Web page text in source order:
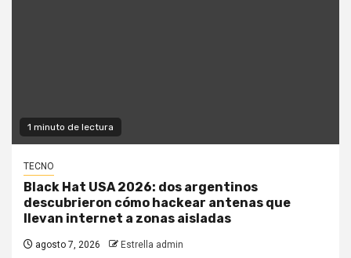
1 minuto de lectura
TECNO
Black Hat USA 2026: dos argentinos
descubrieron cómo hackear antenas que
llevan internet a zonas aisladas
agosto 7, 2026 Estrella admin